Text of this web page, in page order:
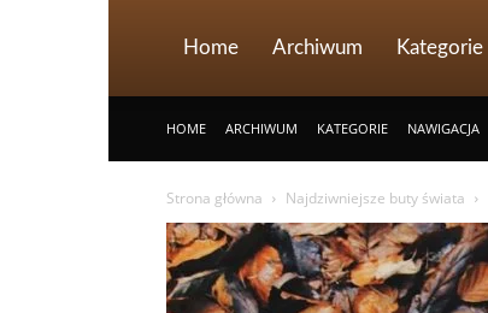
Home Archiwum Kategorie
HOME ARCHIWUM KATEGORIE NAWIGACJA
Strona główna Najdziwniejsze buty świata